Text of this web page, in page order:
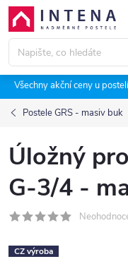
Přejít
obsah
Všechny akční ceny u
Postele GRS - masiv buk
Úložný
G-3/4 -
CZ výroba